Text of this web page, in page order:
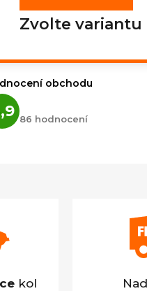
Zvolte variantu
obchodu
hodnocení
obchodu
86 hodnocení
kol